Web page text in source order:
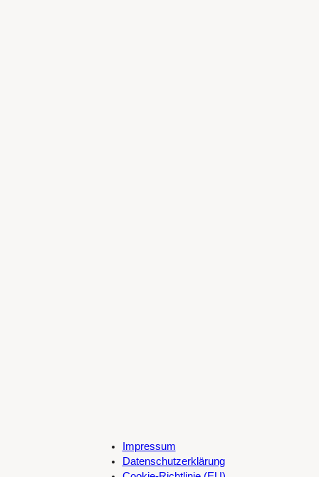
Impressum
Datenschutzerklärung